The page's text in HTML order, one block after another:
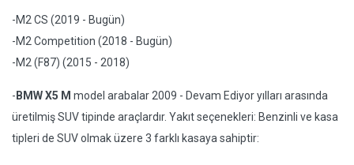
-M2 CS (2019 - Bugün)
-M2 Competition (2018 - Bugün)
-M2 (F87) (2015 - 2018)
- BMW X5 M model arabalar 2009 - Devam Ediyor yılları arasında
üretilmiş SUV tipinde araçlardır. Yakıt seçenekleri: Benzinli ve kasa
tipleri de SUV olmak üzere 3 farklı kasaya sahiptir: